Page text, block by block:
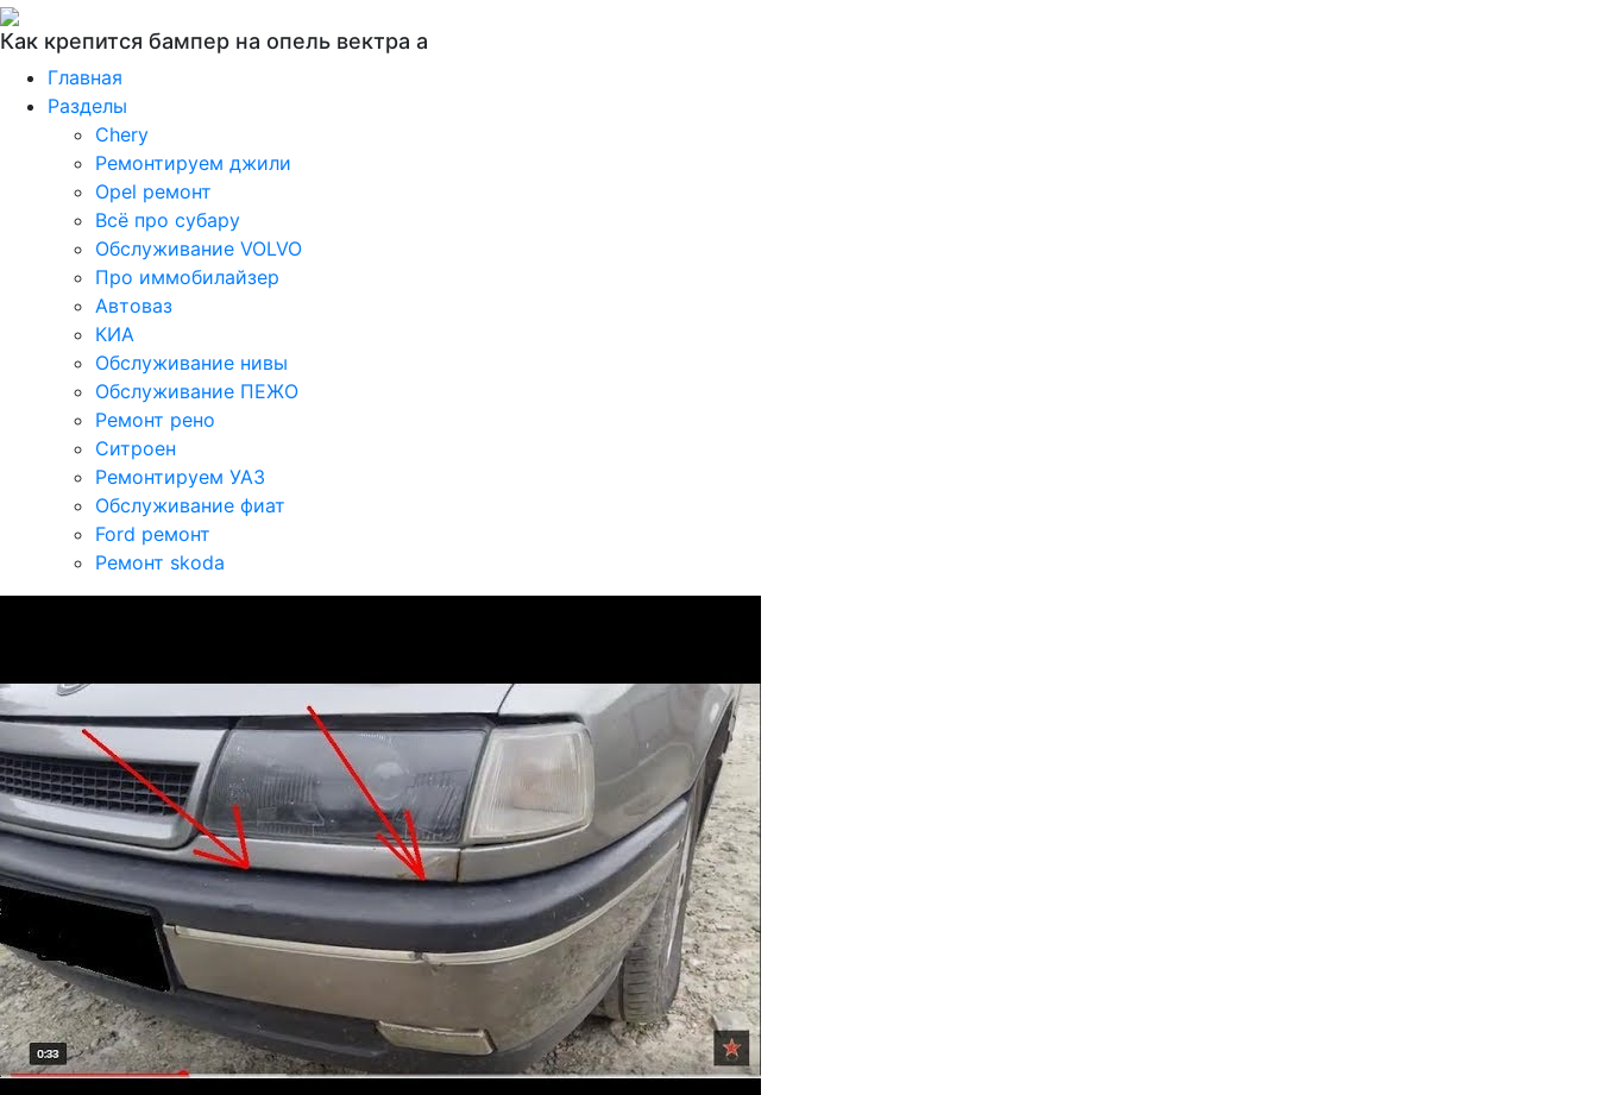
Как крепится бампер на опель вектра а
Главная
Разделы
Chery
Ремонтируем джили
Opel ремонт
Всё про субару
Обслуживание VOLVO
Про иммобилайзер
Автоваз
КИА
Обслуживание нивы
Обслуживание ПЕЖО
Ремонт рено
Ситроен
Ремонтируем УАЗ
Обслуживание фиат
Ford ремонт
Ремонт skoda